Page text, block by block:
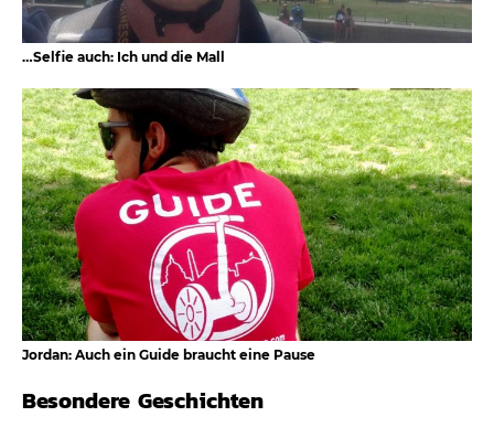
…Selfie auch: Ich und die Mall
Jordan: Auch ein Guide braucht eine Pause
Besondere Geschichten